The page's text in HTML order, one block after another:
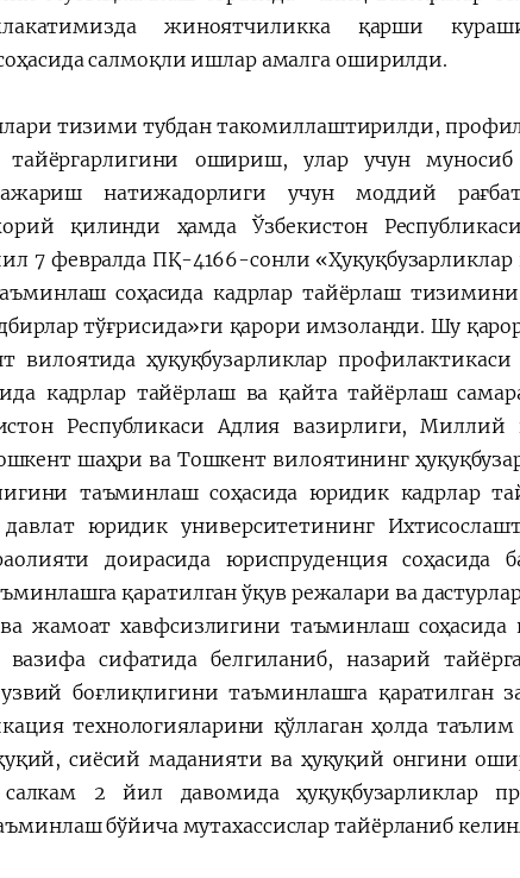
жиноятчиликка қарши
салмоқли ишлар амалга оширилди.
тизими тубдан такомиллаштирилди,
ошириш, улар учун
натижадорлиги учун моддий
қилинди ҳамда Ўзбекистон
7 февралда ПҚ-4166-сонли
соҳасида кадрлар тайёрлаш
тўғрисида»ги қарори имзоланди. Шу
вилоятида ҳуқуқбузарликлар
кадрлар тайёрлаш ва қайта тайёрлаш
Республикаси Адлия вазирлиги,
шаҳри ва Тошкент вилоятининг
таъминлаш соҳасида юридик кадрлар
юридик университетининг
доирасида юриспруденция соҳасида
қаратилган ўқув режалари ва
жамоат хавфсизлигини таъминлаш соҳасида
сифатида белгиланиб, назарий
боғлиқлигини таъминлашга қаратилган
технологияларини қўллаган ҳолда
сиёсий маданияти ва ҳуқуқий онгини
2 йил давомида ҳуқуқбузарликлар
бўйича мутахассислар тайёрланиб